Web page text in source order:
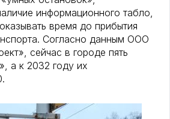
информационного табло,
время до прибытия
Согласно данным ООО
сейчас в городе пять
а к 2032 году их